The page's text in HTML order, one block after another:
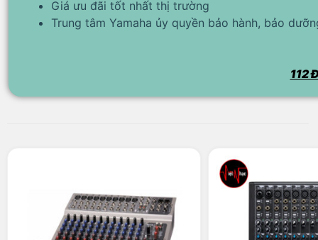
Giá ưu đãi tốt nhất thị trường
Trung tâm Yamaha ủy quyền bảo hành, bảo
112